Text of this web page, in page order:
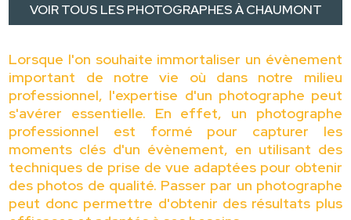
VOIR TOUS LES PHOTOGRAPHES À CHAUMONT
Lorsque l'on souhaite immortaliser un évènement
important de notre vie où dans notre milieu
professionnel, l'expertise d'un photographe peut
s'avérer essentielle. En effet, un photographe
professionnel est formé pour capturer les
moments clés d'un évènement, en utilisant des
techniques de prise de vue adaptées pour obtenir
des photos de qualité. Passer par un photographe
peut donc permettre d'obtenir des résultats plus